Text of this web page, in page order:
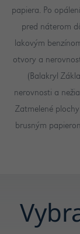
papiera. Po
pred náterom
lakovým
otvory a
(Balakryl
nerovnosti a
Zatmelené
brusným